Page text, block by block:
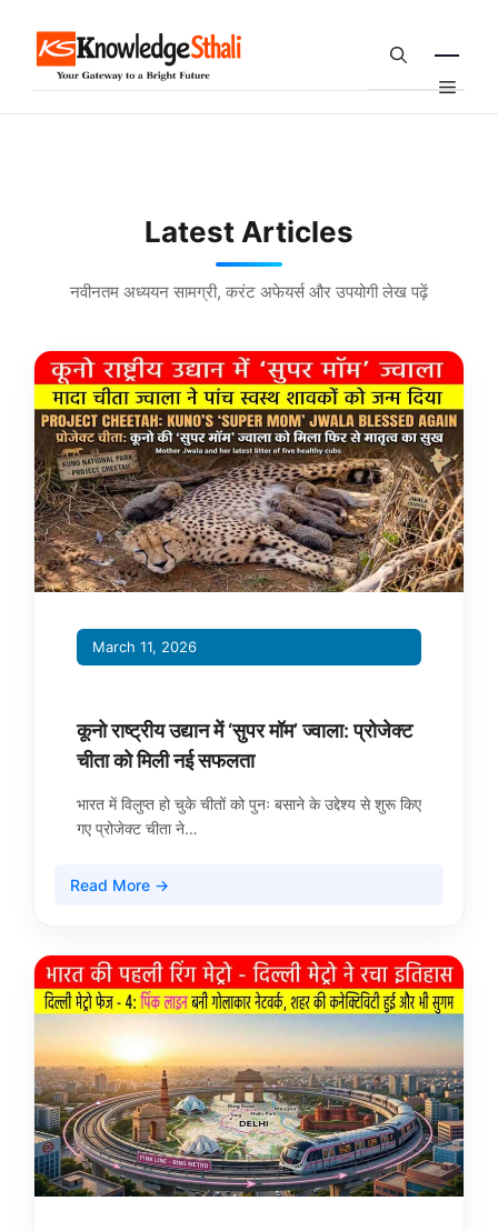
content
Menu
Latest Articles
नवीनतम अध्ययन सामग्री, करंट अफेयर्स और उपयोगी लेख पढ़ें
March 11, 2026
कूनो राष्ट्रीय उद्यान में ‘सुपर मॉम’ ज्वाला: प्रोजेक्ट
चीता को मिली नई सफलता
भारत में विलुप्त हो चुके चीतों को पुनः बसाने के उद्देश्य से शुरू किए
गए प्रोजेक्ट चीता ने…
Read More →